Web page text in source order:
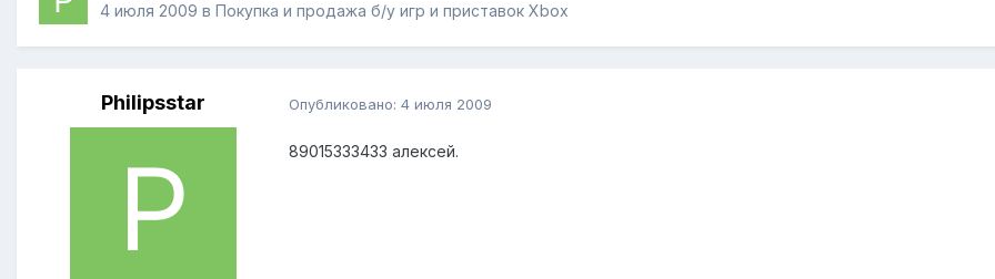
4 июля 2009 в Покупка и продажа б/у игр и приставок Xbox
Philipsstar Опубликовано: 4 июля 2009
89015333433 алексей.